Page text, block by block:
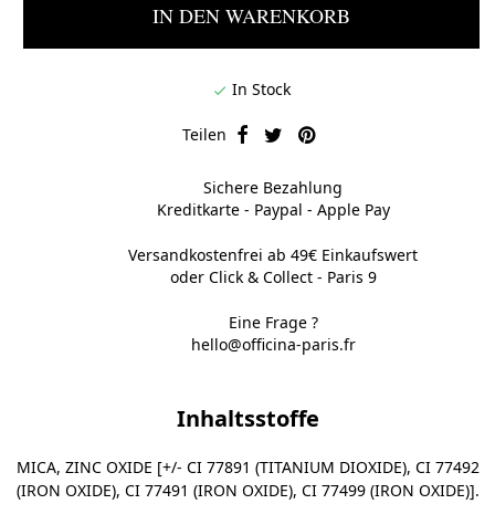
IN DEN WARENKORB
 In Stock
Teilen
Sichere Bezahlung
Kreditkarte - Paypal - Apple Pay
Versandkostenfrei ab 49€ Einkaufswert
oder Click & Collect - Paris 9
Eine Frage ?
hello@officina-paris.fr
Inhaltsstoffe
MICA, ZINC OXIDE [+/- CI 77891 (TITANIUM DIOXIDE), CI 77492
(IRON OXIDE), CI 77491 (IRON OXIDE), CI 77499 (IRON OXIDE)].